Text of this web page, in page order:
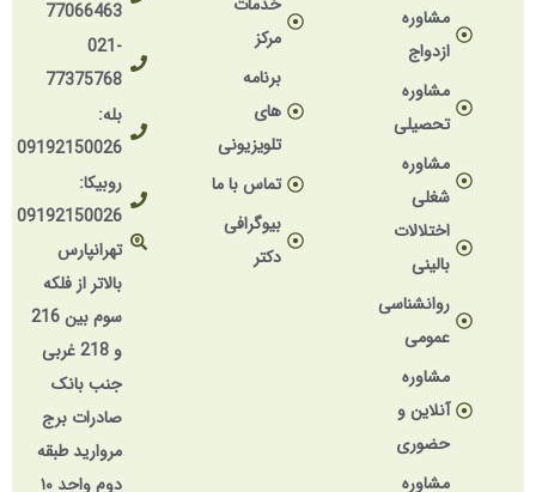
مشاوره
ازدواج
مشاوره
تحصیلی
مشاوره
شغلی
اختلالات
بالینی
روانشناسی
عمومی
مشاوره
آنلاین و
حضوری
مشاوره
مرکز
های
تلویزیونی
تماس با ما
بیوگرافی
دکتر
77066463
77375768
09192150026
روبیکا:
09192150026
تهرانپارس
بالاتر از فلکه
سوم بین 216
و 218 غربی
جنب بانک
صادرات برج
مروارید طبقه
دوم واحد ۱۰